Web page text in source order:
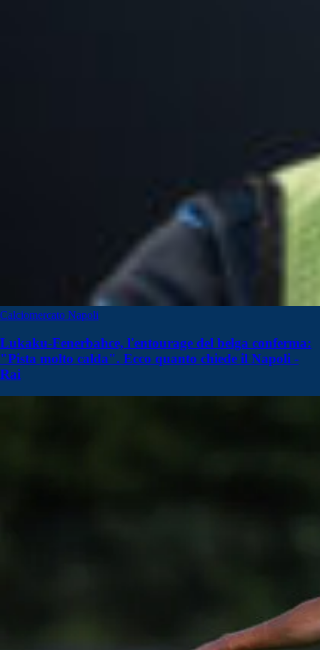
Calciomercato Napoli
Lukaku-Fenerbahce, l'entourage del belga conferma:
"Pista molto calda". Ecco quanto chiede il Napoli -
Rai